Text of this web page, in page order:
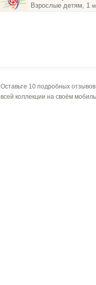
Взрослые детям, 1
Оставьте 10 подробных
всей коллекции на своём